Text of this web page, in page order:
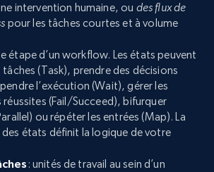
intervention humaine, ou des flux de
pour les tâches courtes et à volume
étape d’un workflow. Les états peuvent
(Task), prendre des décisions
l’exécution (Wait), gérer les
réussites (Fail/Succeed), bifurquer
ou répéter les entrées (Map). La
états définit la logique de votre
: unités de travail au sein d’un